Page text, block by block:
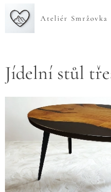
Ateliér Smržovka
Jídelní stůl